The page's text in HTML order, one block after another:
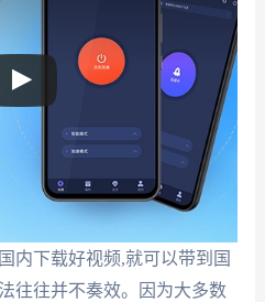
内下载好视频,就可以带到国
往往并不奏效。因为大多数